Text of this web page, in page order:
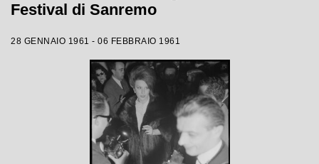
Festival di Sanremo
28 GENNAIO 1961 - 06 FEBBRAIO 1961